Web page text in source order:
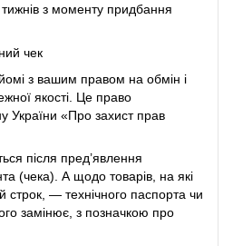
з моменту придбання
чек
з вашим правом на обмін і
якості. Це право
України «Про захист прав
після пред’явлення
(чека). А щодо товарів, на які
строк, — технічного паспорта чи
замінює, з позначкою про